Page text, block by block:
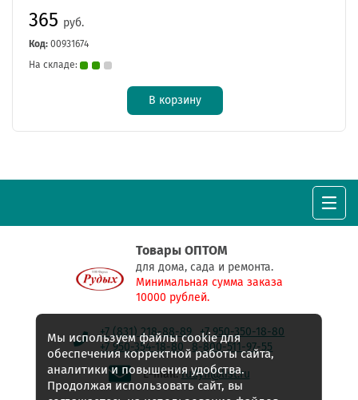
365 руб.
Код: 00931674
На складе:
В корзину
Товары ОПТОМ
для дома, сада и ремонта.
Минимальная сумма заказа
10000 рублей.
+7 (831) 218-88-89
+7 950-350-18-80
+7 950-354-18-80
8-800-511-97-55
E-mail:rudyh@list.ru
Мы используем файлы cookie для
обеспечения корректной работы сайта,
аналитики и повышения удобства.
Продолжая использовать сайт, вы